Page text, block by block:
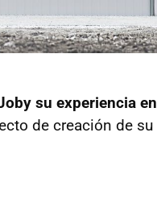
su experiencia en
de creación de su